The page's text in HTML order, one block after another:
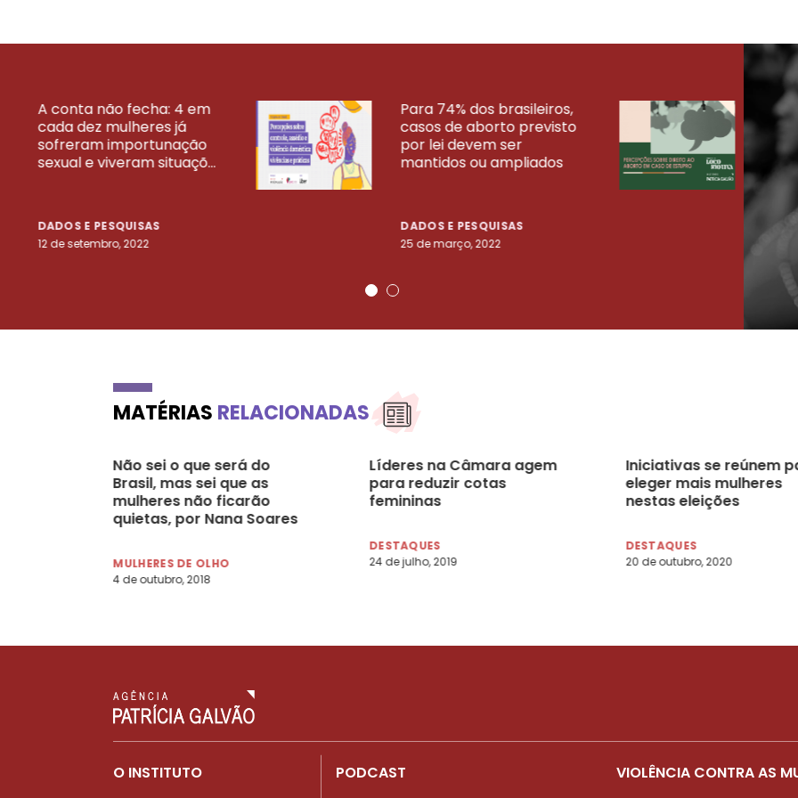
A conta não fecha: 4 em
cada dez mulheres já
sofreram importunação
sexual e viveram situaçõ...
DADOS E PESQUISAS
12 de setembro, 2022
Para 74% dos brasileiros,
casos de aborto previsto
por lei devem ser
mantidos ou ampliados
DADOS E PESQUISAS
25 de março, 2022
23
VEJA MAIS PESQUISAS
MATÉRIAS RELACIONADAS
Não sei o que será do
Brasil, mas sei que as
mulheres não ficarão
quietas, por Nana Soares
MULHERES DE OLHO
4 de outubro, 2018
Líderes na Câmara agem
para reduzir cotas
femininas
DESTAQUES
24 de julho, 2019
Iniciativas se reúnem
eleger mais mulheres
nestas eleições
DESTAQUES
20 de outubro, 2020
O INSTITUTO PODCAST VIOLÊNCIA CONTRA AS